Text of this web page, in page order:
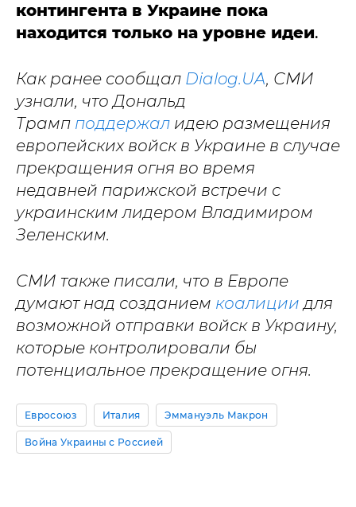
контингента в Украине пока
находится только на уровне идеи.
Как ранее сообщал Dialog.UA, СМИ
узнали, что Дональд
Трамп поддержал идею размещения
европейских войск в Украине в случае
прекращения огня во время
недавней парижской встречи с
украинским лидером Владимиром
Зеленским.
СМИ также писали, что в Европе
думают над созданием коалиции для
возможной отправки войск в Украину,
которые контролировали бы
потенциальное прекращение огня.
Евросоюз Италия Эммануэль Макрон
Война Украины с Россией